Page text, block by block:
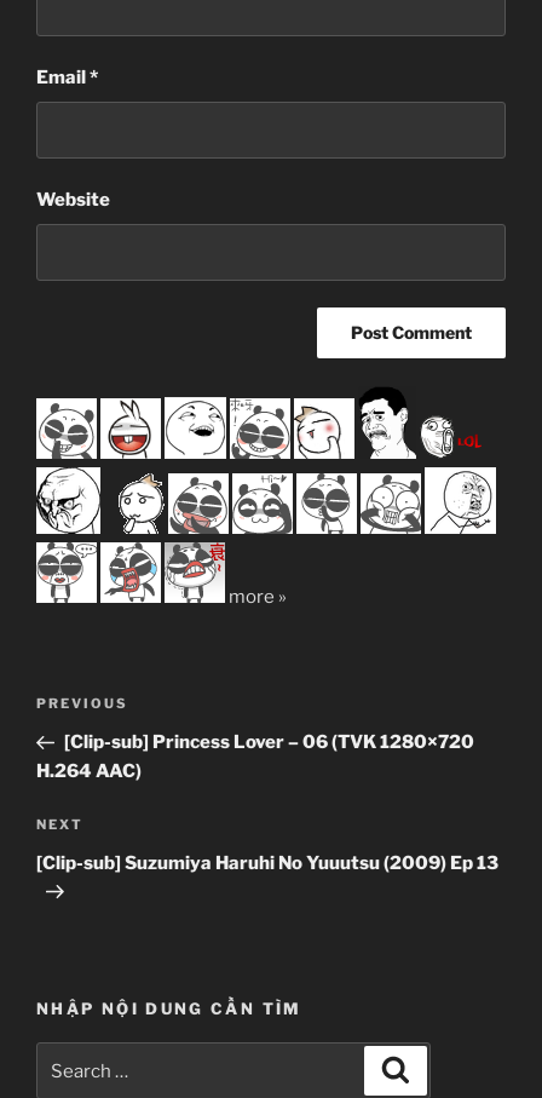
Email*
Website
more »
Previous
Post
PREVIOUS
[Clip-sub] Princess Lover – 06 (TVK 1280×720
H.264 AAC)
Next
Post
NEXT
[Clip-sub] Suzumiya Haruhi No Yuuutsu (2009) Ep 13
NHẬP NỘI DUNG CẦN TÌM
for: